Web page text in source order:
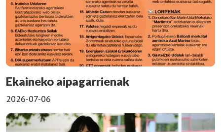
Ekaineko aipagarrienak
2026-07-06